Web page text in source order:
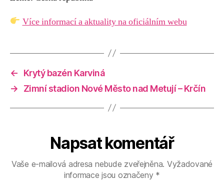
Více informací a aktuality na oficiálním webu
←
Krytý bazén Karviná
→
Zimní stadion Nové Město nad Metují – Krčín
Napsat komentář
Vaše e-mailová adresa nebude zveřejněna. Vyžadované
informace jsou označeny *